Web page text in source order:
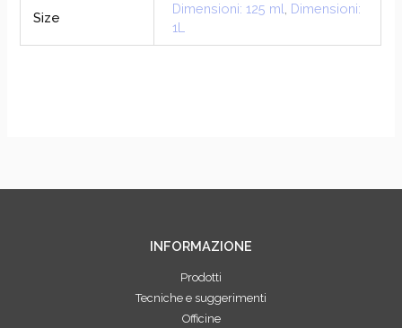
Size
Dimensioni: 125 ml Dimensioni:
1L
INFORMAZIONE
Prodotti
Tecniche e suggerimenti
Officine